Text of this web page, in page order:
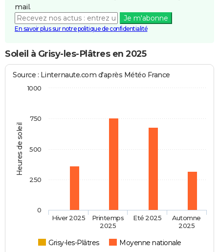
mail.
Je m'abonne
En savoir plus sur notre politique de confidentialité
Soleil à Grisy-les-Plâtres en 2025
Heures de soleil
Source : Linternaute.com d'après Météo France
Grisy-les-Plâtres Moyenne nationale
Hiver 2025
Printemps
2025
Eté 2025
Automne
2025
0
250
500
750
1000